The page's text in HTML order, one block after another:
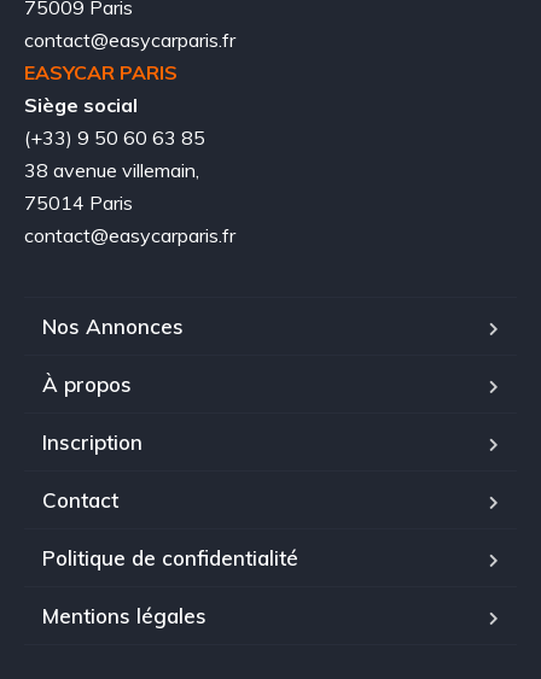
75009 Paris
contact@easycarparis.fr
EASYCAR PARIS
Siège social
(+33) 9 50 60 63 85
38 avenue villemain,
75014 Paris
contact@easycarparis.fr
Nos Annonces
À propos
Inscription
Contact
Politique de confidentialité
Mentions légales